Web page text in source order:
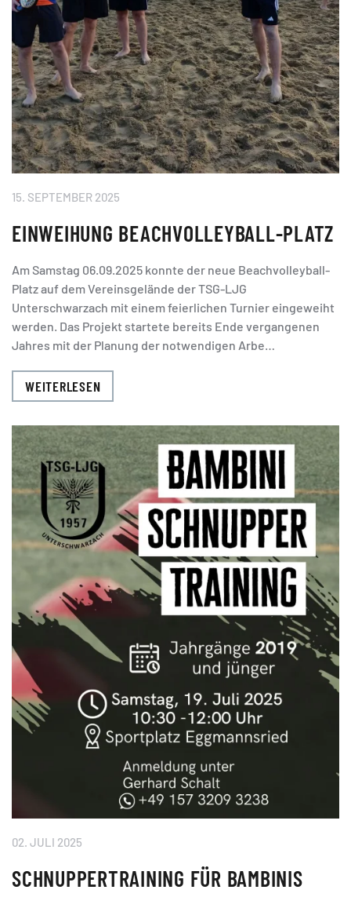
15. SEPTEMBER 2025
EINWEIHUNG BEACHVOLLEYBALL-PLATZ
Am Samstag 06.09.2025 konnte der neue Beachvolleyball-
Platz auf dem Vereinsgelände der TSG-LJG
Unterschwarzach mit einem feierlichen Turnier eingeweiht
werden. Das Projekt startete bereits Ende vergangenen
Jahres mit der Planung der notwendigen Arbe…
WEITERLESEN
02. JULI 2025
SCHNUPPERTRAINING FÜR BAMBINIS